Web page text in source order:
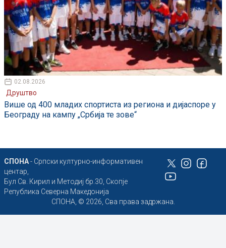
02.08.2026
Друштво
Више од 400 младих спортиста из региона и дијаспоре у
Београду на кампу „Србија те зове“
СПОНА- Српски културно-информативен
центар,
Бул Св. Кирил и Методиј бр.30, Скопје
Република Северна Македонија
СПОНА, © 2026, Сва права задржана.